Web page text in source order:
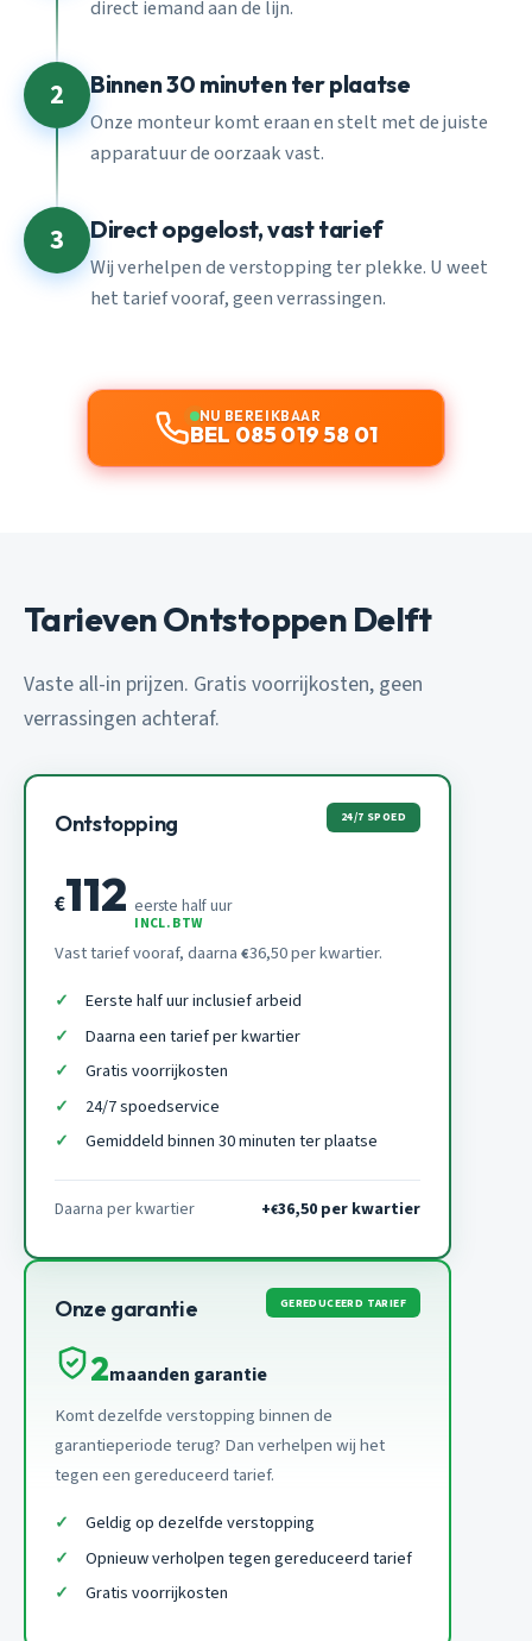
direct iemand aan de lijn.
2 Binnen 30 minuten ter plaatse
Onze monteur komt eraan en stelt met de juiste
apparatuur de oorzaak vast.
3 Direct opgelost, vast tarief
Wij verhelpen de verstopping ter plekke. U weet
het tarief vooraf, geen verrassingen.
NU BEREIKBAAR
BEL 085 019 58 01
Tarieven Ontstoppen Delft
Vaste all-in prijzen. Gratis voorrijkosten, geen
verrassingen achteraf.
Ontstopping 24/7 SPOED
€112 eerste half uur
INCL. BTW
Vast tarief vooraf, daarna €36,50 per kwartier.
Eerste half uur inclusief arbeid
Daarna een tarief per kwartier
Gratis voorrijkosten
24/7 spoedservice
Gemiddeld binnen 30 minuten ter plaatse
Daarna per kwartier +€36,50 per kwartier
Onze garantie GEREDUCEERD TARIEF
2maanden garantie
Komt dezelfde verstopping binnen de
garantieperiode terug? Dan verhelpen wij het
tegen een gereduceerd tarief.
Geldig op dezelfde verstopping
Opnieuw verholpen tegen gereduceerd tarief
Gratis voorrijkosten